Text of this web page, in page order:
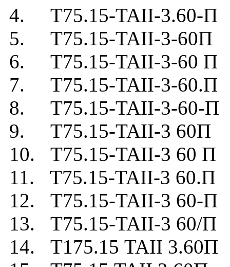
4. Т75.15-TAII-3.60-П
5. Т75.15-TAII-3-60П
6. Т75.15-TAII-3-60 П
7. Т75.15-TAII-3-60.П
8. Т75.15-TAII-3-60-П
9. Т75.15-TAII-3 60П
10. Т75.15-TAII-3 60 П
11. Т75.15-TAII-3 60.П
12. Т75.15-TAII-3 60-П
13. Т75.15-TAII-3 60/П
14. Т175.15 TAII 3.60П